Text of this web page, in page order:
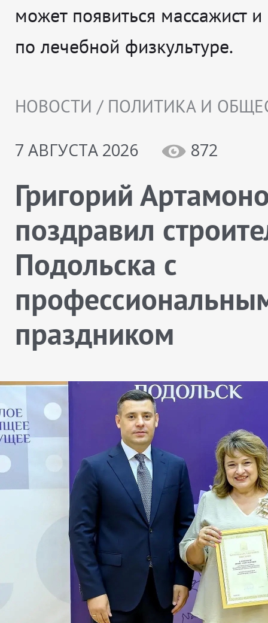
может появиться массажист и
по лечебной физкультуре.
НОВОСТИ / ПОЛИТИКА И
7 АВГУСТА 2026
872
Григорий
поздравил
Подольска с
праздником